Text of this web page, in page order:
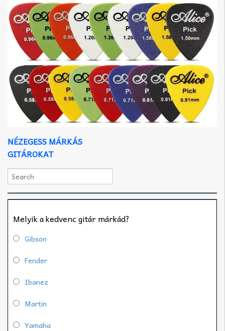
NÉZEGESS MÁRKÁS
GITÁROKAT
Melyik a kedvenc gitár márkád?
Gibson
Fender
Ibanez
Martin
Yamaha